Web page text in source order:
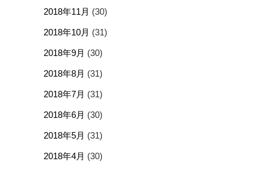
2018年11月 (30)
2018年10月 (31)
2018年9月 (30)
2018年8月 (31)
2018年7月 (31)
2018年6月 (30)
2018年5月 (31)
2018年4月 (30)